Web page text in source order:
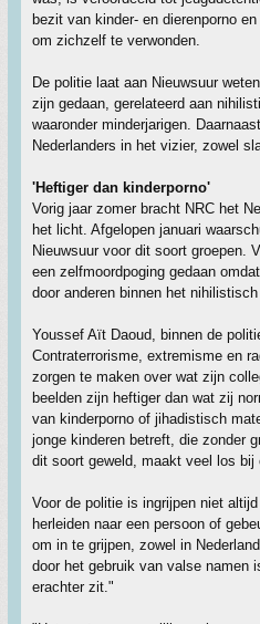
bezit van kinder- en dierenporno
om zichzelf te verwonden.
De politie laat aan Nieuwsuur
zijn gedaan, gerelateerd aan
waaronder minderjarigen.
Nederlanders in het vizier, zowel
'Heftiger dan kinderporno'
Vorig jaar zomer bracht NRC het
het licht. Afgelopen januari
Nieuwsuur voor dit soort groepen.
een zelfmoordpoging gedaan
door anderen binnen het
Youssef Aït Daoud, binnen de
Contraterrorisme, extremisme en
zorgen te maken over wat zijn
beelden zijn heftiger dan wat zij
van kinderporno of jihadistisch
jonge kinderen betreft, die zonder
dit soort geweld, maakt veel los bij
Voor de politie is ingrijpen niet
herleiden naar een persoon of
om in te grijpen, zowel in
door het gebruik van valse namen
erachter zit."